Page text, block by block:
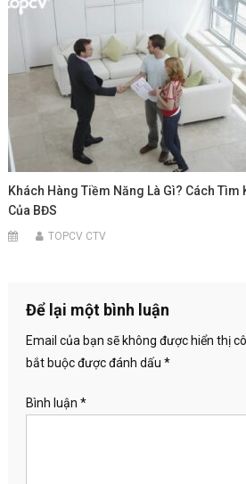
Khách Hàng Tiềm Năng Là Gì? Cách
Của BĐS
TOPCV CTV
Để lại một bình luận
Email của bạn sẽ không được hiển thị
bắt buộc được đánh dấu *
Bình luận *